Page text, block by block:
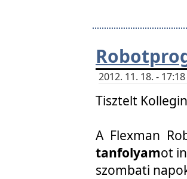
2012. 11. 18. -
Tisztelt
A Flexman
tanfolyamot
szombati